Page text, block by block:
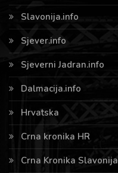
Slavonija.info
Sjever.info
Sjeverni Jadran.info
Dalmacija.info
Hrvatska
Crna kronika HR
Crna Kronika Slavonija